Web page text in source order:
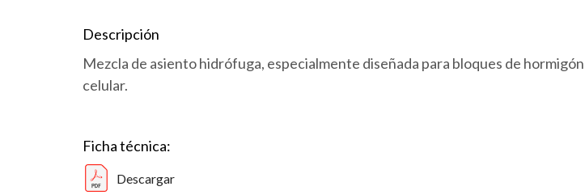
Descripción
Mezcla de asiento hidrófuga, especialmente diseñada para bloques de hormigón
celular.
Ficha técnica:
Descargar